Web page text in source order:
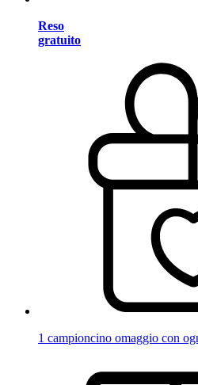
Reso
gratuito
1 campioncino omaggio con